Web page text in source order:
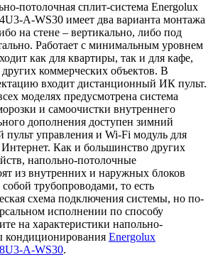
потолочная сплит-система Energolux
A-WS30 имеет два варианта монтажа
на стене – вертикально, либо под
Работает с минимальным уровнем
как для квартиры, так и для кафе,
коммерческих объектов. В
входит дистанционный ИК пульт.
моделях предусмотрена система
и самоочистки внутреннего
дополнения доступен зимний
пульт управления и Wi-Fi модуль для
Как и большинство других
напольно-потолочные
из внутренних и наружных блоков
трубопроводами, то есть
схема подключения системы, но по-
исполнении по способу
на характеристики напольно-
кондиционирования Energolux
A-WS30.